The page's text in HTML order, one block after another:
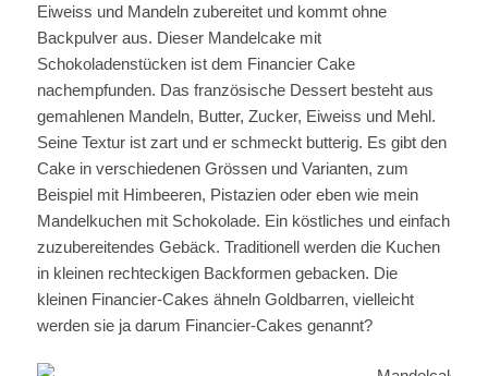
Eiweiss und Mandeln zubereitet und kommt ohne
Backpulver aus. Dieser Mandelcake mit
Schokoladenstücken ist dem Financier Cake
nachempfunden. Das französische Dessert besteht aus
gemahlenen Mandeln, Butter, Zucker, Eiweiss und Mehl.
Seine Textur ist zart und er schmeckt butterig. Es gibt den
Cake in verschiedenen Grössen und Varianten, zum
Beispiel mit Himbeeren, Pistazien oder eben wie mein
Mandelkuchen mit Schokolade. Ein köstliches und einfach
zuzubereitendes Gebäck. Traditionell werden die Kuchen
in kleinen rechteckigen Backformen gebacken. Die
kleinen Financier-Cakes ähneln Goldbarren, vielleicht
werden sie ja darum Financier-Cakes genannt?